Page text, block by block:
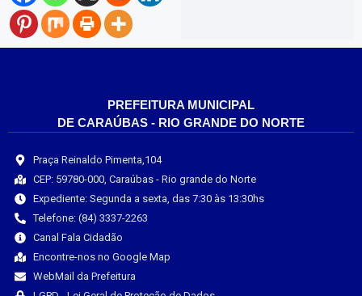
PREFEITURA MUNICIPAL
DE CARAÚBAS - RIO GRANDE DO NORTE
Praça Reinaldo Pimenta,104
CEP: 59780-000, Caraúbas - Rio grande do Norte
Expediente: Segunda a sexta, das 7:30 às 13:30hs
Telefone: (84) 3337-2263
Canal Fala Cidadão
Encontre-nos no Google Map
WebMail da Prefeitura